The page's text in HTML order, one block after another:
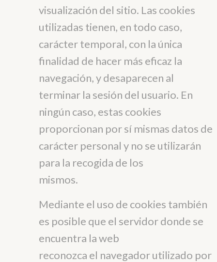
visualización del sitio. Las cookies
utilizadas tienen, en todo caso,
carácter temporal, con la única
finalidad de hacer más eficaz la
navegación, y desaparecen al
terminar la sesión del usuario. En
ningún caso, estas cookies
proporcionan por sí mismas datos de
carácter personal y no se utilizarán
para la recogida de los
mismos.
Mediante el uso de cookies también
es posible que el servidor donde se
encuentra la web
reconozca el navegador utilizado por